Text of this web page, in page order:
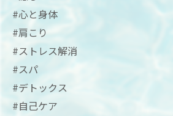
#心と身体
#肩こり
#ストレス解消
#スパ
#デトックス
#自己ケア